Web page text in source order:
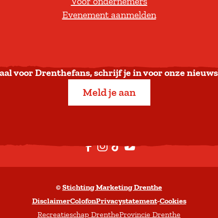
e
r
a
r
e
n
Evenement aanmelden
voor Drenthefans, schrijf je in voor onze
Meld je aan
F
a
e
b
I
n
t
a
T
i
T
o
Y
o
t
u
© Stichting Marketing Drenthe
DisclaimerColofonPrivacystatement-Cookies
Recreatieschap DrentheProvincie Drenthe